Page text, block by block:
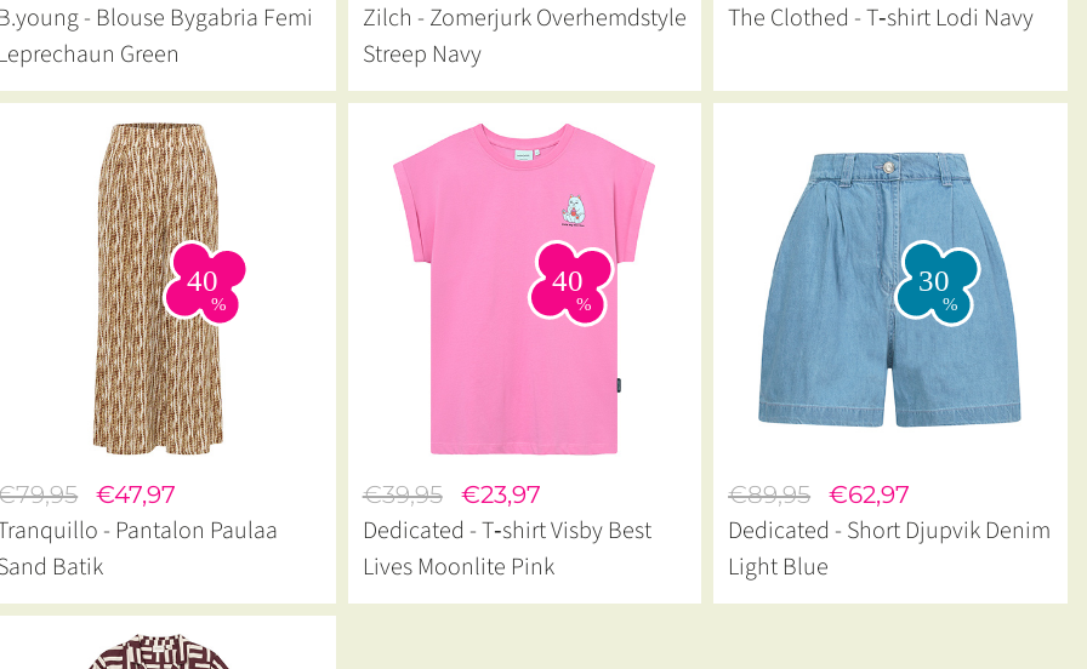
- Blouse Bygabria Femi
Green
Zilch - Zomerjurk Overhemdstyle
Streep Navy
The Clothed - T‑shirt Lodi Navy
€47,97
- Pantalon Paulaa
Batik
€39,95 €23,97
Dedicated - T‑shirt Visby Best
Lives Moonlite Pink
€89,95 €62,97
Dedicated - Short Djupvik Denim
Light Blue